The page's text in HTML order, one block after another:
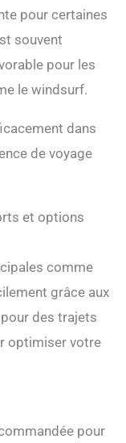
pour certaines
souvent
pour les
le windsurf.
dans
de voyage
et options
comme
grâce aux
des trajets
optimiser votre
pour